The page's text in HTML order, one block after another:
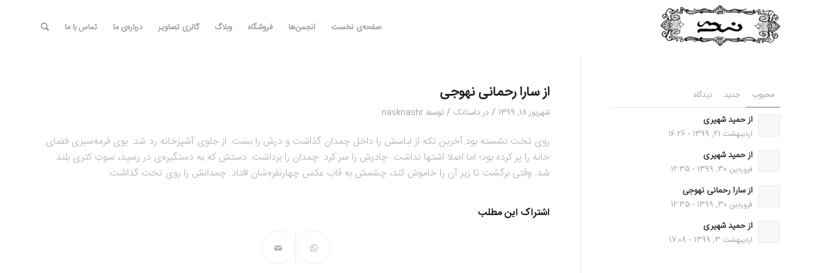
صفحه‌ی نخست انجمن‌ها فروشگاه وبلاگ گالری تصاویر درباره‎‌ی ما تماس با ما
از سارا رحمانی نهوجی
شهریور 18, 1399 / درداستانک / توسطnasknashr
روی تخت نشسته بود.آخرین تکه از لباسش را داخل چمدان گذاشت و درش را بست. از جلوی آشپزخانه رد شد. بوی قرمه‌سبزی فضای
خانه را پر کرده بود؛ اما اصلا اشتها نداشت. چادرش را سر کرد. چمدان را برداشت. دستش که به دستگیره‌ی در رسید، سوتِ کتری بلند
شد. وقتی برگشت تا زیر آن‌ را خاموش کند، چشمش به قاب عکس چهارنفره‌شان افتاد. چمدانش را روی تخت گذاشت.
اشتراک این مطلب
محبوب جدید دیدگاه
از حمید شهیری
اردیبهشت 21, 1399 - 16:26
از حمید شهیری
فروردین 30, 1399 - 12:35
از سارا رحمانی نهوجی
فروردین 30, 1399 - 12:35
از حمید شهیری
اردیبهشت 3, 1399 - 17:08